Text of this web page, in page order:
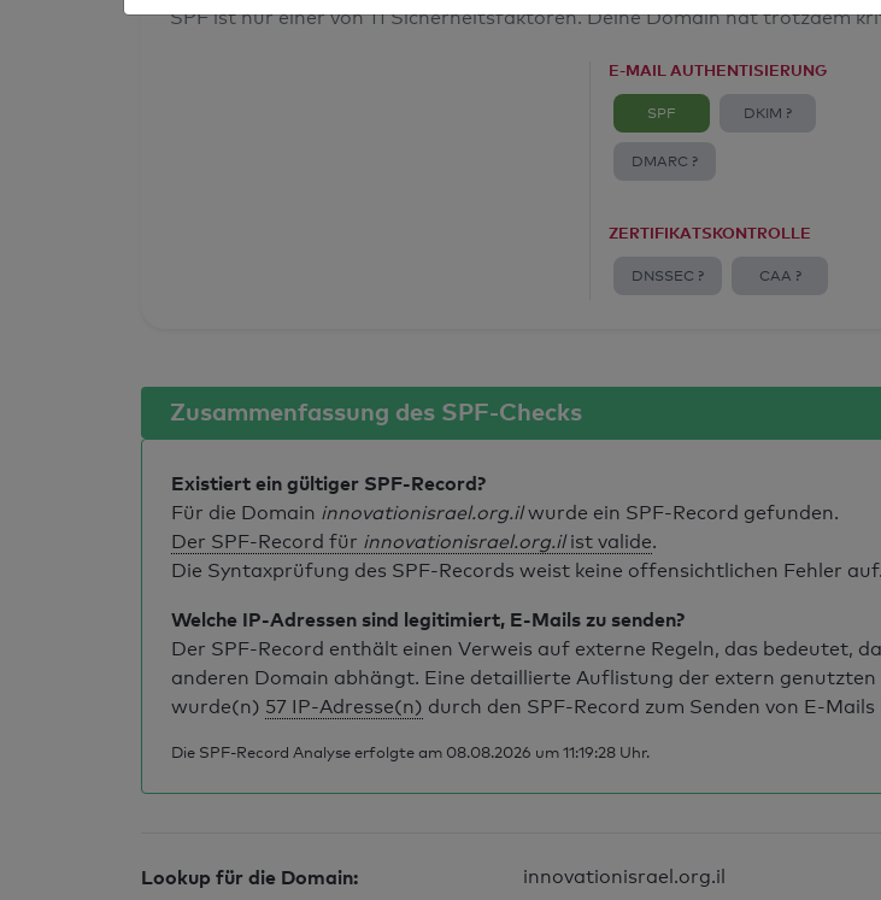
SPF ist nur einer von 11 Sicherheitsfaktoren. Deine Domain hat trotzdem
E-MAIL AUTHENTISIERUNG
SPF DKIM ?
DMARC ?
ZERTIFIKATSKONTROLLE
DNSSEC ? CAA ?
Zusammenfassung des SPF-Checks
Existiert ein gültiger SPF-Record?
Für die Domain innovationisrael.org.ilwurde ein SPF-Record gefunden.
Der SPF-Record für innovationisrael.org.ilist valide.
Die Syntaxprüfung des SPF-Records weist keine offensichtlichen Fehler auf.
Welche IP-Adressen sind legitimiert, E-Mails zu senden?
Der SPF-Record enthält einen Verweis auf externe Regeln, das bedeutet,
anderen Domain abhängt. Eine detaillierte Auflistung der extern
wurde(n) 57 IP-Adresse(n) durch den SPF-Record zum Senden von E-
Die SPF-Record Analyse erfolgte am 08.08.2026 um 11:19:28 Uhr.
Lookup für die Domain: innovationisrael.org.il